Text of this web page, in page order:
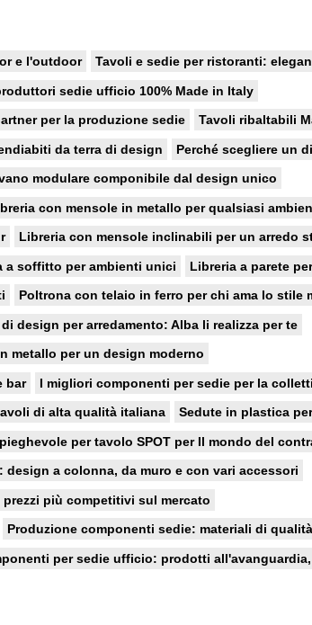
e l'outdoor Tavoli e sedie per ristoranti:
sedie ufficio 100% Made in Italy
per la produzione sedie Tavoli ribaltabili
da terra di design Perché scegliere un
modulare componibile dal design unico
con mensole in metallo per qualsiasi
Libreria con mensole inclinabili per un arredo
a soffitto per ambienti unici Libreria a parete
Poltrona con telaio in ferro per chi ama lo stile
design per arredamento: Alba li realizza per te
metallo per un design moderno
bar I migliori componenti per sedie per la
di alta qualità italiana Sedute in plastica
per tavolo SPOT per Il mondo del
design a colonna, da muro e con vari accessori
più competitivi sul mercato
Produzione componenti sedie: materiali di
per sedie ufficio: prodotti